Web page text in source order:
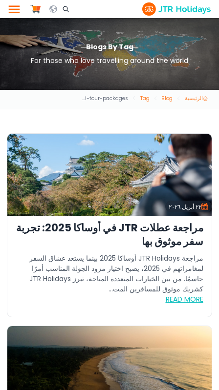
Search Opener Icon
Blogs By Tag
For those who love travelling around the world
الرئيسية Blog
Tag
dubai-tour-packages
٢٢ أبريل ٢٠٢٦
مراجعة عطلات JTR في أوساكا 2025: تجربة
سفر موثوق بها
مراجعة JTR Holidays أوساكا 2025 بينما يستعد عشاق السفر
لمغامراتهم في 2025، يصبح اختيار مزود الجولة المناسب أمرًا
حاسمًا. من بين الخيارات المتعددة المتاحة، تبرز JTR Holidays
كشريك موثوق للمسافرين المت...
READ MORE